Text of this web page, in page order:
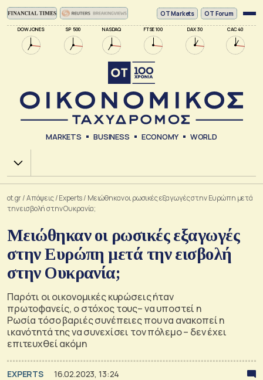
DOW JONES SP 500 NASDAQ FTSE 100 DAX 30 CAC 40
ΟΤ Markets OT Forum
MARKETS BUSINESS ECONOMY WORLD
Χ.Α.
ot.gr/Απόψεις/Experts/ Μειώθηκαν οι ρωσικές εξαγωγές στην Ευρώπη μετά
την εισβολή στην Ουκρανία;
Μειώθηκαν οι ρωσικές εξαγωγές
στην Ευρώπη μετά την εισβολή
στην Ουκρανία;
Παρότι οι οικονομικές κυρώσεις ήταν
πρωτοφανείς, ο στόχος τους– να υποστεί η
Ρωσία τόσο βαριές συνέπειες που να ανακοπεί η
ικανότητά της να συνεχίσει τον πόλεμο – δεν έχει
επιτευχθεί ακόμη
EXPERTS 16.02.2023, 13:24